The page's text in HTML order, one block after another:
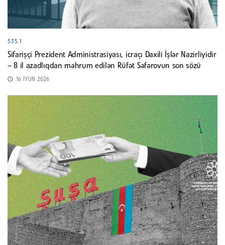
535.1
Sifarişçi Prezident Administrasiyası, icraçı Daxili İşlər Nazirliyidir
– 8 il azadlıqdan məhrum edilən Rüfət Səfərovun son sözü
16 İYUN 2026